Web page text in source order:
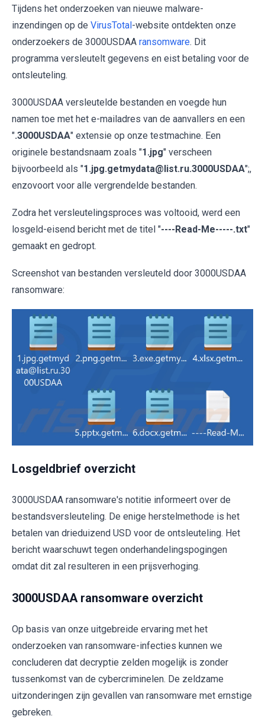
Tijdens het onderzoeken van nieuwe malware-
inzendingen op de VirusTotal-website ontdekten onze
onderzoekers de 3000USDAA ransomware. Dit
programma versleutelt gegevens en eist betaling voor de
ontsleuteling.
3000USDAA versleutelde bestanden en voegde hun
namen toe met het e-mailadres van de aanvallers en een
".3000USDAA" extensie op onze testmachine. Een
originele bestandsnaam zoals "1.jpg" verscheen
bijvoorbeeld als "1.jpg.getmydata@list.ru.3000USDAA";,
enzovoort voor alle vergrendelde bestanden.
Zodra het versleutelingsproces was voltooid, werd een
losgeld-eisend bericht met de titel "----Read-Me-----.txt"
gemaakt en gedropt.
Screenshot van bestanden versleuteld door 3000USDAA
ransomware:
Losgeldbrief overzicht
3000USDAA ransomware's notitie informeert over de
bestandsversleuteling. De enige herstelmethode is het
betalen van drieduizend USD voor de ontsleuteling. Het
bericht waarschuwt tegen onderhandelingspogingen
omdat dit zal resulteren in een prijsverhoging.
3000USDAA ransomware overzicht
Op basis van onze uitgebreide ervaring met het
onderzoeken van ransomware-infecties kunnen we
concluderen dat decryptie zelden mogelijk is zonder
tussenkomst van de cybercriminelen. De zeldzame
uitzonderingen zijn gevallen van ransomware met ernstige
gebreken.